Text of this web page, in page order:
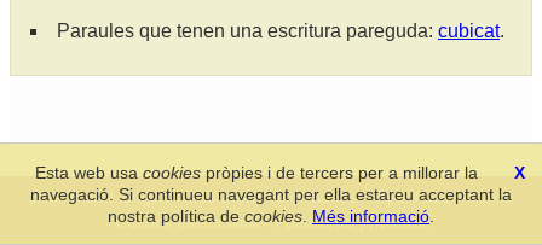
Paraules que tenen una escritura pareguda: cubicat.
Secció de Llengua i Lliteratura Valencianes-Real Acadèmia de
Cultura Valenciana-Política de privacitat
X
Esta web usacookies pròpies i de tercers per a millorar la
navegació. Si continueu navegant per ella estareu acceptant la
nostra política de cookies Més informació